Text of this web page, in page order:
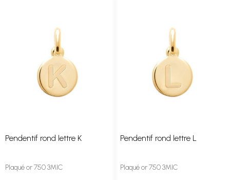
Pendentif rond lettre K
Plaqué or 750 3MIC
Pendentif rond lettre L
Plaqué or 750 3MIC